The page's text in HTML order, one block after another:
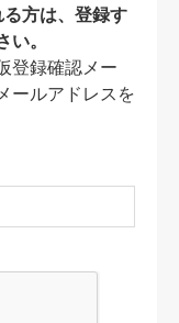
方は、登録す
。
登録確認メー
ールアドレスを